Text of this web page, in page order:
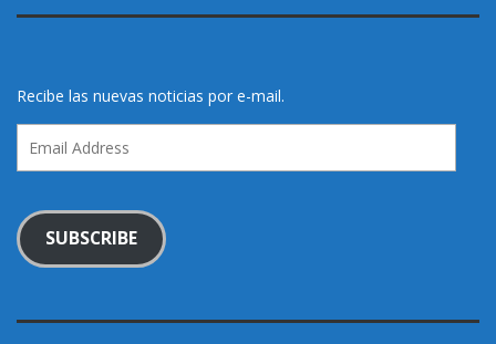
Recibe las nuevas noticias por e-mail.
Address
SUBSCRIBE